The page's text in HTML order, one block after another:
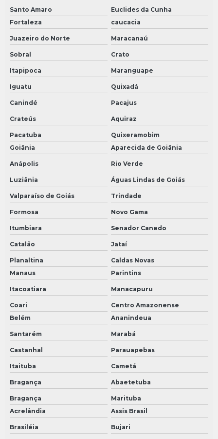
Santo Amaro
Euclides da Cunha
Fortaleza
caucacia
Juazeiro do Norte Maracanaú
Sobral Crato
Itapipoca Maranguape
Iguatu Quixadá
Canindé Pacajus
Crateús Aquiraz
Pacatuba
Quixeramobim
Goiânia
Aparecida de Goiânia
Anápolis Rio Verde
Luziânia Águas Lindas de Goiás
Valparaíso de Goiás Trindade
Formosa Novo Gama
Itumbiara Senador Canedo
Catalão Jataí
Planaltina
Caldas Novas
Manaus
Parintins
Itacoatiara Manacapuru
Coari
Centro Amazonense
Belém
Ananindeua
Santarém Marabá
Castanhal Parauapebas
Itaituba Cametá
Bragança Abaetetuba
Bragança
Marituba
Acrelândia
Assis Brasil
Brasiléia Bujari